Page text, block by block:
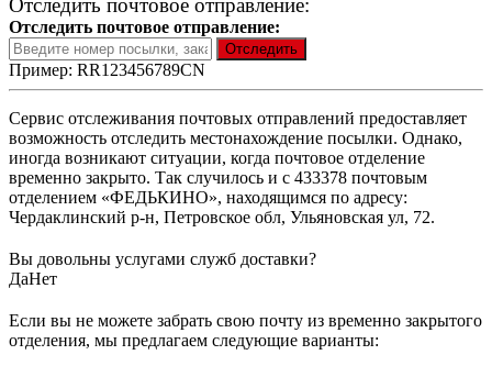
Отследить почтовое отправление:
Отследить почтовое отправление:
Пример: RR123456789CN
Сервис отслеживания почтовых отправлений предоставляет
возможность отследить местонахождение посылки. Однако,
иногда возникают ситуации, когда почтовое отделение
временно закрыто. Так случилось и с 433378 почтовым
отделением «ФЕДЬКИНО», находящимся по адресу:
Чердаклинский р-н, Петровское обл, Ульяновская ул, 72.
Вы довольны услугами служб доставки?
ДаНет
Если вы не можете забрать свою почту из временно закрытого
отделения, мы предлагаем следующие варианты: